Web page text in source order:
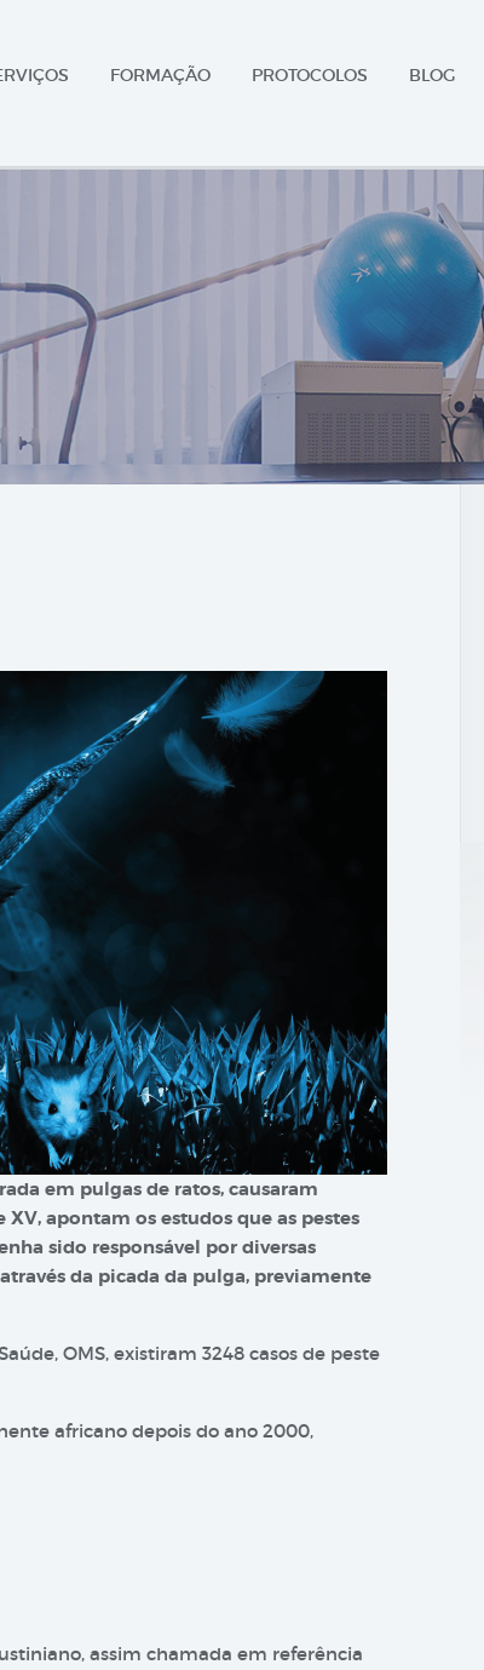
FORMAÇÃO PROTOCOLOS BLOG
em pulgas de ratos, causaram
apontam os estudos que as pestes
sido responsável por diversas
da picada da pulga, previamente
OMS, existiram 3248 casos de peste
africano depois do ano 2000,
assim chamada em referência